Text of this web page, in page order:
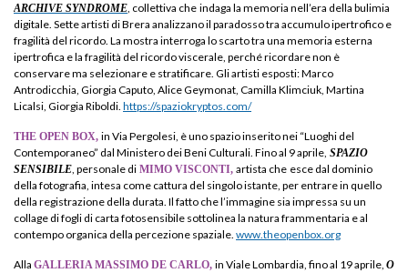
ARCHIVE SYNDROME, collettiva che indaga la memoria nell’era della bulimia
digitale. Sette artisti di Brera analizzano il paradosso tra accumulo ipertrofico e
fragilità del ricordo. La mostra interroga lo scarto tra una memoria esterna
ipertrofica e la fragilità del ricordo viscerale, perché ricordare non è
conservare ma selezionare e stratificare. Gli artisti esposti: Marco
Antrodicchia, Giorgia Caputo, Alice Geymonat, Camilla Klimciuk, Martina
Licalsi, Giorgia Riboldi. https://spaziokryptos.com/
THE OPEN BOX, in Via Pergolesi, è uno spazio inserito nei “Luoghi del
Contemporaneo” dal Ministero dei Beni Culturali. Fino al 9 aprile, SPAZIO
SENSIBILE, personale di MIMO VISCONTI, artista che esce dal dominio
della fotografia, intesa come cattura del singolo istante, per entrare in quello
della registrazione della durata. Il fatto che l’immagine sia impressa su un
collage di fogli di carta fotosensibile sottolinea la natura frammentaria e al
contempo organica della percezione spaziale. www.theopenbox.org
Alla GALLERIA MASSIMO DE CARLO, in Viale Lombardia, fino al 19 aprile, O